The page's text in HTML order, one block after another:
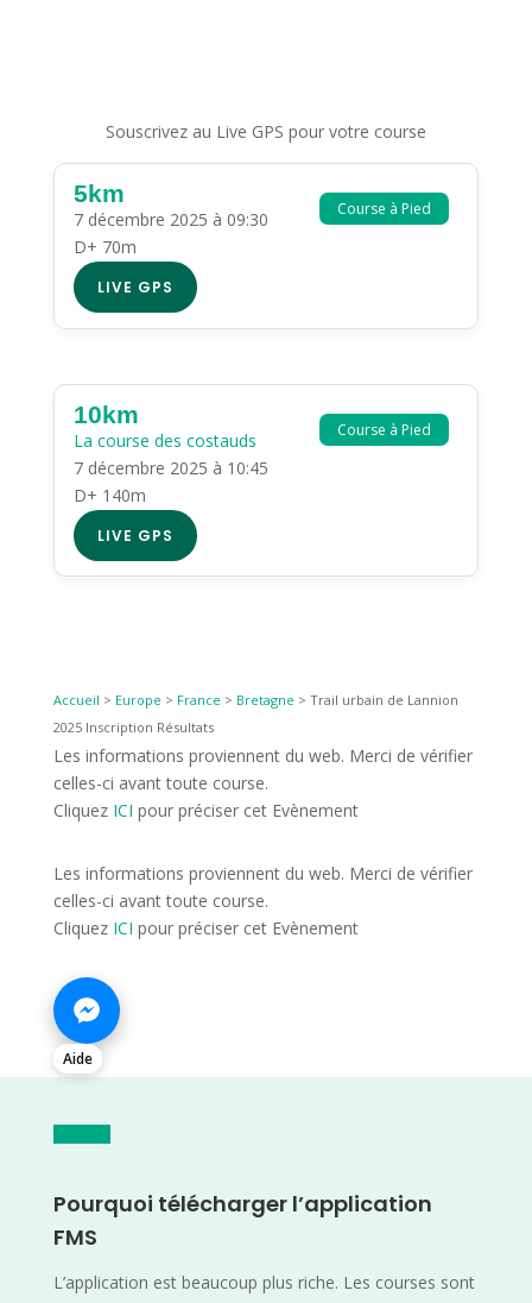
Souscrivez au Live GPS pour votre course
Course à Pied
5km
7 décembre 2025 à 09:30
D+ 70m
LIVE GPS
Course à Pied
10km
La course des costauds
7 décembre 2025 à 10:45
D+ 140m
LIVE GPS
Accueil > Europe > France > Bretagne > Trail urbain de Lannion
2025 Inscription Résultats
Les informations proviennent du web. Merci de vérifier
celles-ci avant toute course.
Cliquez ICI pour préciser cet Evènement
Les informations proviennent du web. Merci de vérifier
celles-ci avant toute course.
Cliquez ICI pour préciser cet Evènement
Aide
Pourquoi télécharger l’application
FMS
L’application est beaucoup plus riche. Les courses sont